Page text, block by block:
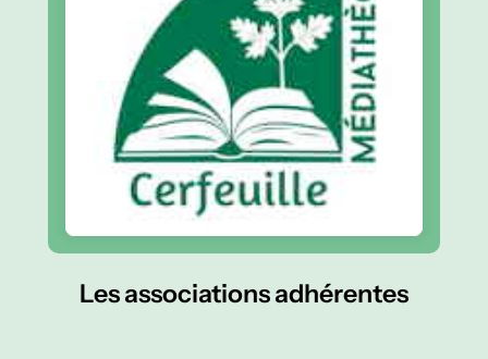
Médiathèque Cerfeuille
Elle ouvre ses portes au public le
mercredi, de 14h30 à 19h
Les associations adhérentes